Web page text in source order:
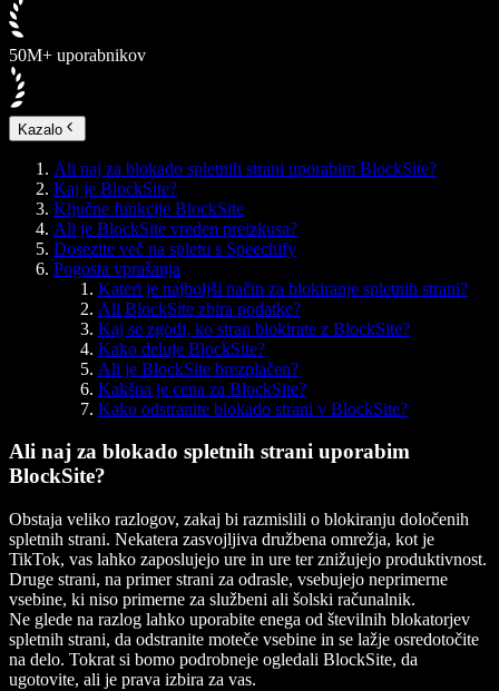
50M+ uporabnikov
Kazalo
Ali naj za blokado spletnih strani uporabim BlockSite?
Kaj je BlockSite?
Ključne funkcije BlockSite
Ali je BlockSite vreden preizkusa?
Dosezite več na spletu s Speechify
Pogosta vprašanja
Kateri je najboljši način za blokiranje spletnih strani?
Ali BlockSite zbira podatke?
Kaj se zgodi, ko stran blokirate z BlockSite?
Kako deluje BlockSite?
Ali je BlockSite brezplačen?
Kakšna je cena za BlockSite?
Kako odstranite blokado strani v BlockSite?
Ali naj za blokado spletnih strani uporabim
BlockSite?
Obstaja veliko razlogov, zakaj bi razmislili o blokiranju določenih
spletnih strani. Nekatera zasvojljiva družbena omrežja, kot je
TikTok, vas lahko zaposlujejo ure in ure ter znižujejo produktivnost.
Druge strani, na primer strani za odrasle, vsebujejo neprimerne
vsebine, ki niso primerne za službeni ali šolski računalnik.
Ne glede na razlog lahko uporabite enega od številnih blokatorjev
spletnih strani, da odstranite moteče vsebine in se lažje osredotočite
na delo. Tokrat si bomo podrobneje ogledali BlockSite, da
ugotovite, ali je prava izbira za vas.